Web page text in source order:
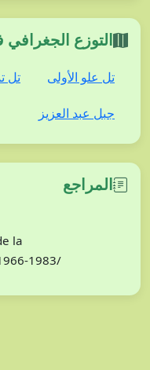
التوزع
تل علو الأولى تل
جبل عبد العزيز
المراجع
la
1983/